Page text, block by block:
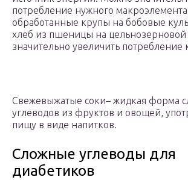
потребление нужного
обработанные крупы на бобовые
хлеб из пшеницы на
значительно увеличить потребление
Свежевыжатые соки– жидкая форма
углеводов из фруктов и овощей,
пищу в виде напитков.
Сложные углеводы для
диабетиков